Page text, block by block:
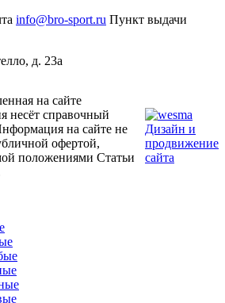
info@bro-sport.ru Пункт выдачи
д. 23а
на сайте
несёт справочный
на сайте не
офертой,
положениями Статьи
Дизайн и
продвижение
сайта